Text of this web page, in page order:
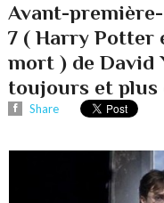
Avant-
7 ( Harry Potter
mort ) de David
toujours et plus
Share